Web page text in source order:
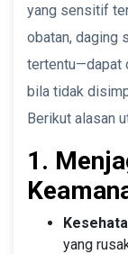
yang sensitif
obatan, daging
tertentu—dapat
bila tidak
Berikut alasan
1.
yang